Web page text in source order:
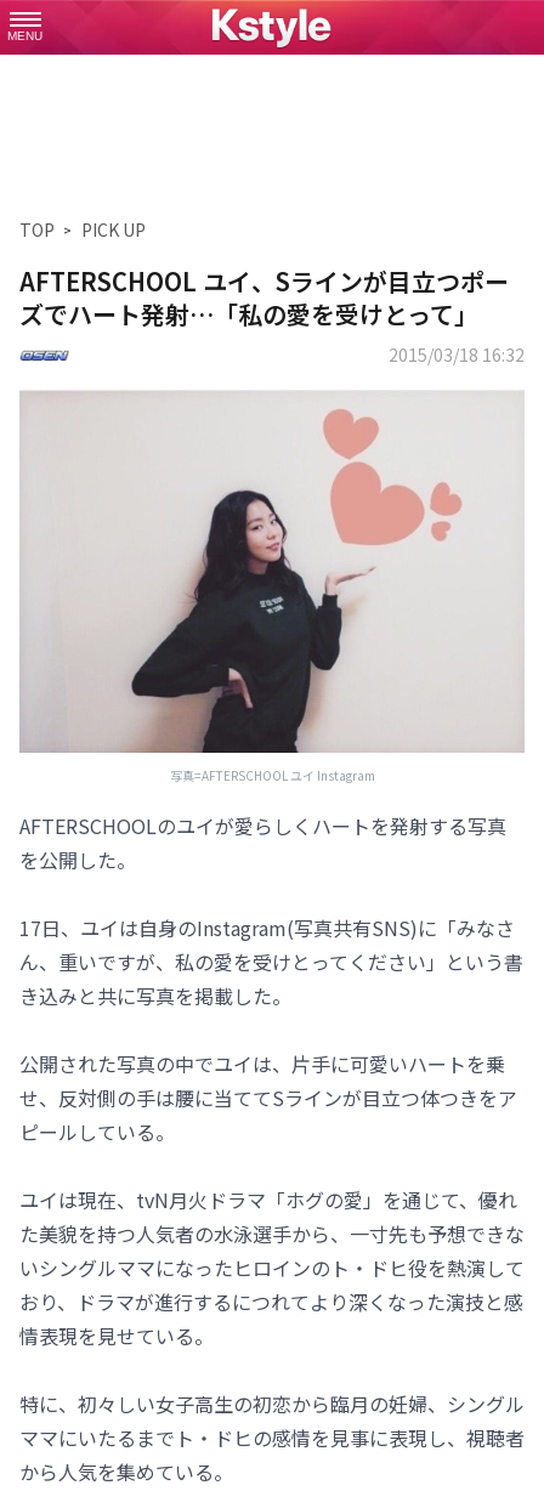
MENU
TOP PICK UP
AFTERSCHOOL ユイ、Sラインが目立つポー
ズでハート発射…「私の愛を受けとって」
2015/03/18 16:32
写真=AFTERSCHOOL ユイ Instagram
AFTERSCHOOLのユイが愛らしくハートを発射する写真
を公開した。
17日、ユイは自身のInstagram(写真共有SNS)に「みなさ
ん、重いですが、私の愛を受けとってください」という書
き込みと共に写真を掲載した。
公開された写真の中でユイは、片手に可愛いハートを乗
せ、反対側の手は腰に当ててSラインが目立つ体つきをア
ピールしている。
ユイは現在、tvN月火ドラマ「ホグの愛」を通じて、優れ
た美貌を持つ人気者の水泳選手から、一寸先も予想できな
いシングルママになったヒロインのト・ドヒ役を熱演して
おり、ドラマが進行するにつれてより深くなった演技と感
情表現を見せている。
特に、初々しい女子高生の初恋から臨月の妊婦、シングル
ママにいたるまでト・ドヒの感情を見事に表現し、視聴者
から人気を集めている。